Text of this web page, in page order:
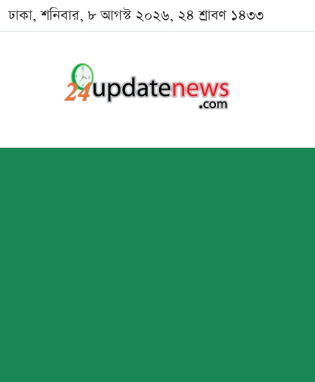
ঢাকা, শনিবার, ৮ আগস্ট ২০২৬, ২৪ শ্রাবণ ১৪৩৩